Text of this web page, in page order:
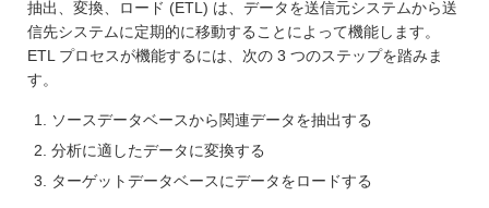
抽出、変換、ロード (ETL) は、データを送信元システムから送
信先システムに定期的に移動することによって機能します。
ETL プロセスが機能するには、次の 3 つのステップを踏みま
す。
ソースデータベースから関連データを抽出する
分析に適したデータに変換する
ターゲットデータベースにデータをロードする